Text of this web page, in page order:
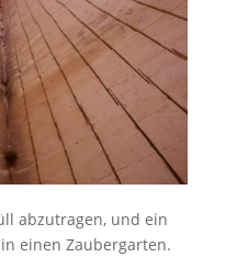
abzutragen, und ein
einen Zaubergarten.